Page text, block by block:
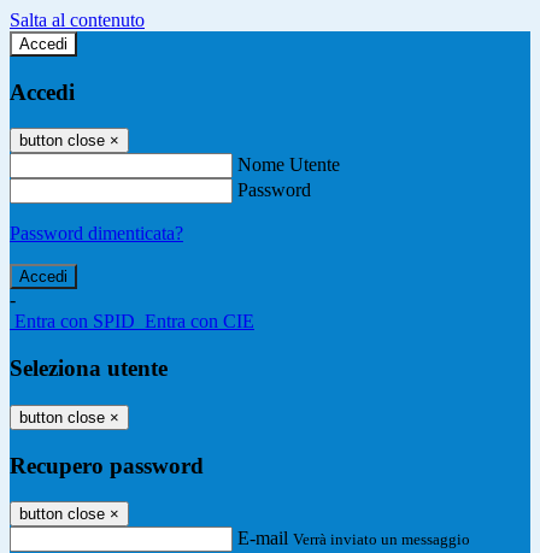
Salta al contenuto
Accedi
Accedi
button close ×
Nome Utente
Password
Password dimenticata?
-
Entra con SPID Entra con CIE
Seleziona utente
button close ×
Recupero password
button close ×
E-mail Verrà inviato un messaggio